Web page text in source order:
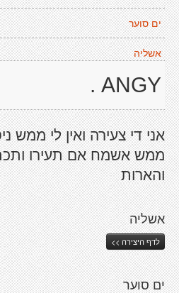
ים סוער
אשליה
ANGY .
אני די צעירה ואין לי ממש
ממש אשמח אם תעירו
והארות
אשליה
לדף היצירה >>
ים סוער